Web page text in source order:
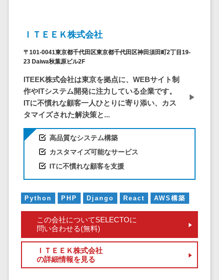
歯科予約システム>
リハビリ管理システム>
医薬品在庫管理システム>
不動産業界向け
不動産管理サービス>
不動産業務支援サービス>
不動産オーナーアプリ>
入居者管理アプリ>
用地管理システム>
業界・業種特化型
データセンタ
ー
クラウド基盤
ツール
データセンタ
ー監視自動化
クラウドバッ
仮想化
IoT空調制御
ォーム
IT資産管理ツー
ル
SaaS管理ツー
ル
ＩＴＥＥＫ株式会社
〒101-0041東京都千代田区東京都千代田区神田須田町2丁目19-
23 Daiwa秋葉原ビル2F
ITEEK株式会社は東京を拠点に、WEBサイト制
作やITシステム開発に注力している企業です。
ITに不慣れな顧客一人ひとりに寄り添い、カス
タマイズされた解決策と...
高品質なシステム構築
カスタマイズ可能なサービス
ITに不慣れな顧客を支援
Python PHP Django React AWS構築
この会社についてSELECTOに
問い合わせる(無料)
ＩＴＥＥＫ株式会社
の詳細情報を見る